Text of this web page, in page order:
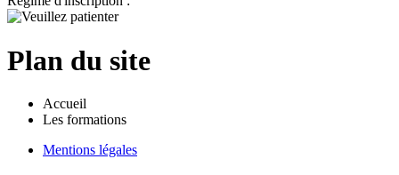
Plan du site
Accueil
Les formations
Mentions légales